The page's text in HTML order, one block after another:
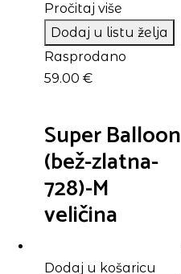
Pročitaj više
Dodaj u listu želja
Rasprodano
59.00 €
Super Balloon
(bež-zlatna-
728)-M
veličina
Dodaj u košaricu